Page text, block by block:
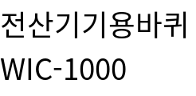
전산기기용바퀴
WIC-1000